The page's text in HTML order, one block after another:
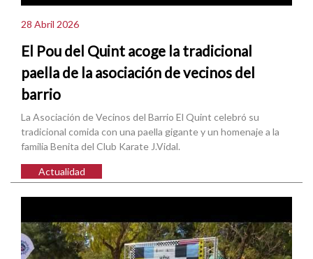
28 Abril 2026
El Pou del Quint acoge la tradicional
paella de la asociación de vecinos del
barrio
La Asociación de Vecinos del Barrio El Quint celebró su
tradicional comida con una paella gigante y un homenaje a la
familia Benita del Club Karate J.Vidal.
Actualidad